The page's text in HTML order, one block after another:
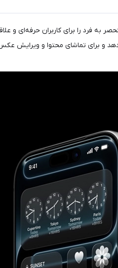
به فرد را برای کاربران حرفه‌ای و
و نرخ تازه‌سازی 120 هرتز، تصویری زنده و روان ارائه می‌دهد و برای